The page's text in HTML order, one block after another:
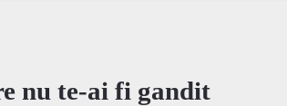
nu te-ai fi gandit